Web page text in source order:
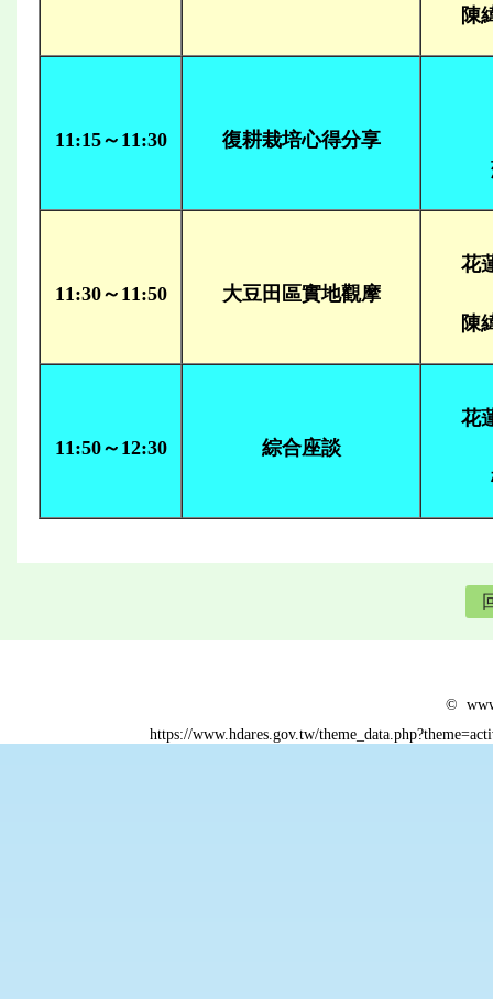
陳
11:15～11:30
復耕栽培心得分享
11:30～11:50 大豆田區實地觀摩
花
陳
11:50～12:30 綜合座談
花
©
https://www.hdares.gov.tw/